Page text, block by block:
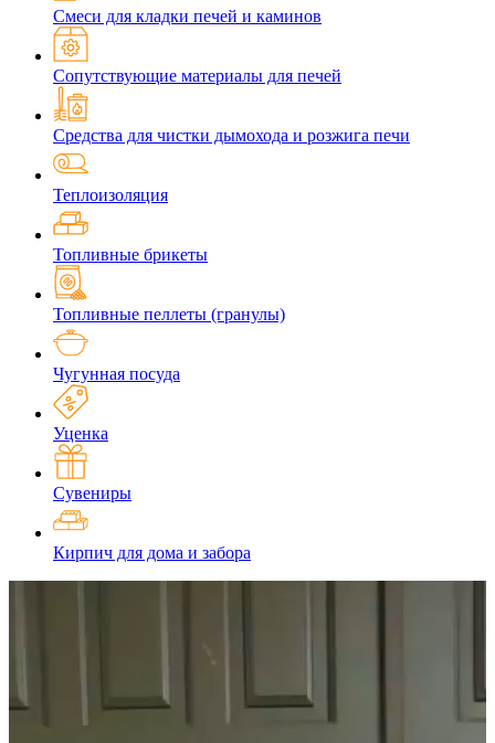
Смеси для кладки печей и каминов
Сопутствующие материалы для печей
Средства для чистки дымохода и розжига печи
Теплоизоляция
Топливные брикеты
Топливные пеллеты (гранулы)
Чугунная посуда
Уценка
Сувениры
Кирпич для дома и забора